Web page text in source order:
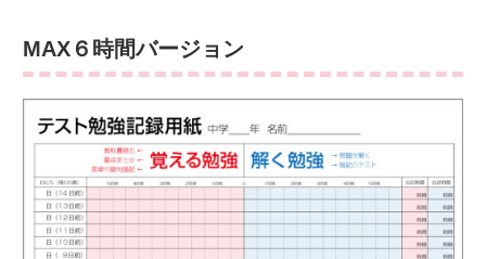
MAX６時間バージョン